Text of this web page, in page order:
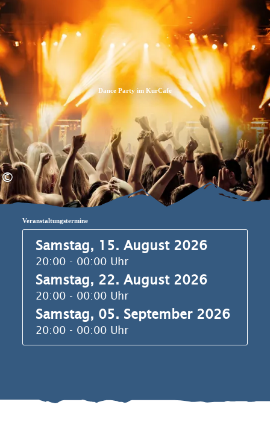
Zum
Inhalt
Zur
Suche
Zum
Footer
©
Dance Party im KurCafe
Veranstaltungstermine
Samstag, 15. August 2026
20:00 - 00:00 Uhr
Samstag, 22. August 2026
20:00 - 00:00 Uhr
Samstag, 05. September 2026
20:00 - 00:00 Uhr